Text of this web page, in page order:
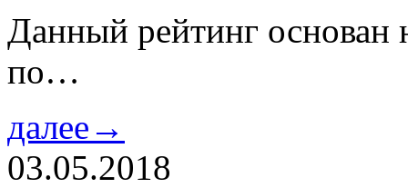
Данный рейтинг основан
по…
далее→
03.05.2018